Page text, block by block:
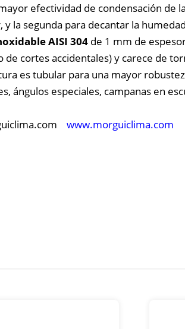
efectividad de condensación de
la segunda para decantar la
AISI 304 de 1 mm de
de cortes accidentales) y carece de
es tubular para una mayor
ángulos especiales, campanas en
www.morguiclima.com